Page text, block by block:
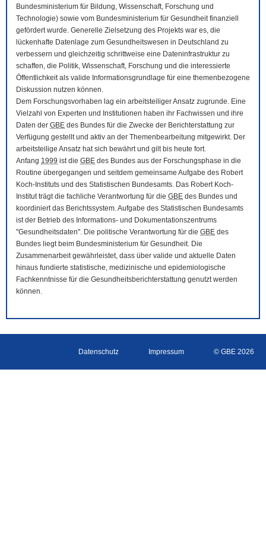
Bundesministerium für Bildung, Wissenschaft, Forschung und
Technologie) sowie vom Bundesministerium für Gesundheit finanziell
gefördert wurde. Generelle Zielsetzung des Projekts war es, die
lückenhafte Datenlage zum Gesundheitswesen in Deutschland zu
verbessern und gleichzeitig schrittweise eine Dateninfrastruktur zu
schaffen, die Politik, Wissenschaft, Forschung und die interessierte
Öffentlichkeit als valide Informationsgrundlage für eine themenbezogene
Diskussion nutzen können.
Dem Forschungsvorhaben lag ein arbeitsteiliger Ansatz zugrunde. Eine
Vielzahl von Experten und Institutionen haben ihr Fachwissen und ihre
Daten der GBE des Bundes für die Zwecke der Berichterstattung zur
Verfügung gestellt und aktiv an der Themenbearbeitung mitgewirkt. Der
arbeitsteilige Ansatz hat sich bewährt und gilt bis heute fort.
Anfang 1999 ist die GBE des Bundes aus der Forschungsphase in die
Routine übergegangen und seitdem gemeinsame Aufgabe des Robert
Koch-Instituts und des Statistischen Bundesamts. Das Robert Koch-
Institut trägt die fachliche Verantwortung für die GBE des Bundes und
koordiniert das Berichtssystem. Aufgabe des Statistischen Bundesamts
ist der Betrieb des Informations- und Dokumentationszentrums
"Gesundheitsdaten". Die politische Verantwortung für die GBE des
Bundes liegt beim Bundesministerium für Gesundheit. Die
Zusammenarbeit gewährleistet, dass über valide und aktuelle Daten
hinaus fundierte statistische, medizinische und epidemiologische
Fachkenntnisse für die Gesundheitsberichterstattung genutzt werden
können.
Datenschutz Impressum © GBE 2026